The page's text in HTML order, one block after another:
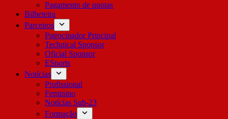
Pagamento de quotas
Bilheteira
Parceiros
Patrocinador Principal
Technical Sponsor
Oficial Sponsor
ESports
Notícias
Profissional
Feminino
Notícias Sub-23
Formação